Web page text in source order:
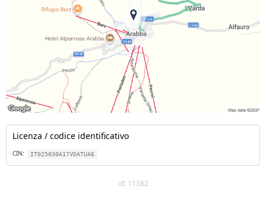
Licenza / codice identificativo
CIN: IT025030A17VDATUA6
id: 11382